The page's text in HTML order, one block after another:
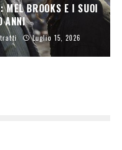
MEL BROOKS E I SUOI
ANNI
Luglio 15, 2026